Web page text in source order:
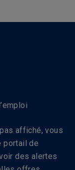
affiché, vous
portail de
des alertes